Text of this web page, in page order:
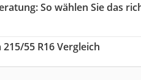
: So wählen Sie das
55 R16 Vergleich